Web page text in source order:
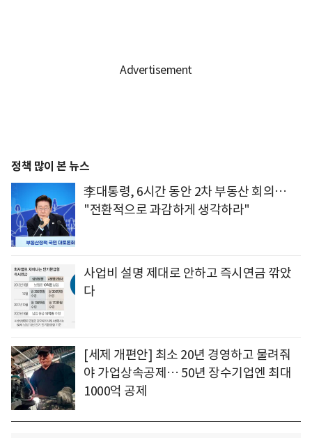
정책 많이 본 뉴스
李대통령, 6시간 동안 2차 부동산 회의…
"전환적으로 과감하게 생각하라"
사업비 설명 제대로 안하고 즉시연금 깎았
다
[세제 개편안] 최소 20년 경영하고 물려줘
야 가업상속공제… 50년 장수기업엔 최대
1000억 공제